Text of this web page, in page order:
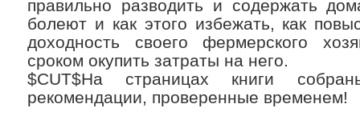
правильно разводить и содержать
болеют и как этого избежать, как
доходность своего фермерского
сроком окупить затраты на него.
$CUT$На страницах книги
рекомендации, проверенные временем!